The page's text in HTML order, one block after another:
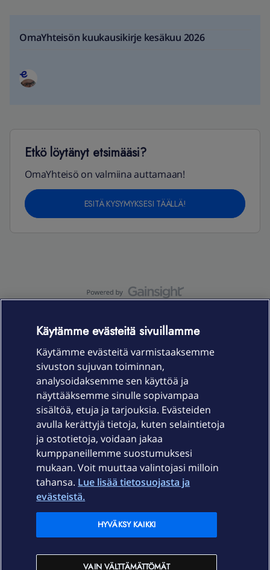
OmaYhteisön kuukausikirje kesäkuu 2026
Etkö löytänyt etsimääsi?
OmaYhteisö on valmiina auttamaan!
ESITÄ KYSYMYKSESI TÄÄLLÄ!
Laitteet & liittymät
Palvelut
Ajankohtaista
Elisa Oyj
In English
Käytämme evästeitä sivuillamme
Käytämme evästeitä varmistaaksemme
sivuston sujuvan toiminnan,
analysoidaksemme sen käyttöä ja
näyttääksemme sinulle sopivampaa
sisältöä, etuja ja tarjouksia. Evästeiden
avulla kerättyjä tietoja, kuten selaintietoja
ja ostotietoja, voidaan jakaa
kumppaneillemme suostumuksesi
mukaan. Voit muuttaa valintojasi milloin
tahansa. Lue lisää tietosuojasta ja
evästeistä.
VAIN VÄLTTÄMÄTTÖMÄT
HYVÄKSY KAIKKI